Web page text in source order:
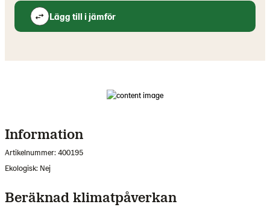
Lägg till i jämför
Information
Artikelnummer: 400195
Ekologisk: Nej
Beräknad klimatpåverkan